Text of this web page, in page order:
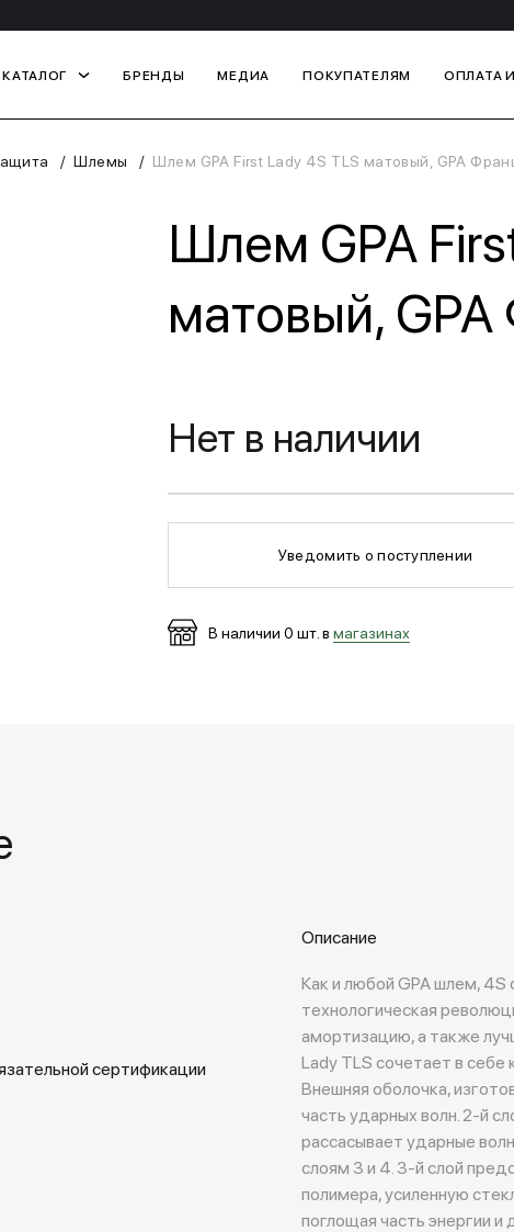
КАТАЛОГ БРЕНДЫ МЕДИА ПОКУПАТЕЛЯМ ОПЛАТА
Шлемы Шлем GPA First Lady 4S TLS матовый, GPA
Шлем GPA
матовый,
Нет в наличии
Уведомить о поступлении
В наличии 0 шт. в магазинах
сертификации
Описание
Как и любой GPA шлем,
технологическая
амортизацию, а также
Lady TLS сочетает в себе
Внешняя оболочка,
часть ударных волн. 2-й
рассасывает ударные
слоям 3 и 4. 3-й слой
полимера, усиленную
поглощая часть энергии